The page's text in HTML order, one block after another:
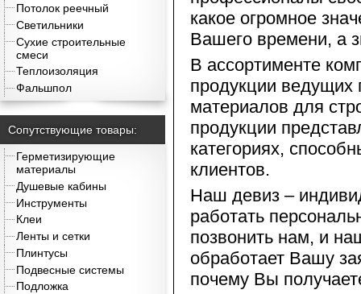
Потолок реечный
Светильники
Сухие строительные
смеси
Теплоизоляция
Фальшпол
Сопутствующие товары:
Герметизирующие
материалы
Душевые кабины
Инструменты
Клеи
Ленты и сетки
Плинтусы
Подвесные системы
Подложка
какое огромное
Вашего времени, а
В ассортименте
продукции ведущих
материалов для
продукции
категориях,
клиентов.
Наш девиз –
работать
позвонить нам, и
обработает Вашу
почему Вы